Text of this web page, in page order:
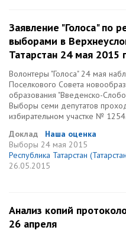
Заявление "Голоса" по
выборами в
Татарстан 24 мая 2015
Волонтеры "Голоса" 24 мая
Поселкового Совета
образования "Введенско-
Выборы семи депутатов
избирательном участке № 1254.
Доклад
Наша оценка
Выборы 24 мая 2015
Республика Татарстан
26.05.2015
Анализ копий
26 апреля